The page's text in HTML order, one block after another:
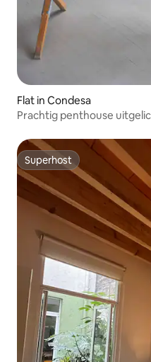
Flat in Condesa
Prachtig penthouse
Superhost
Superhost